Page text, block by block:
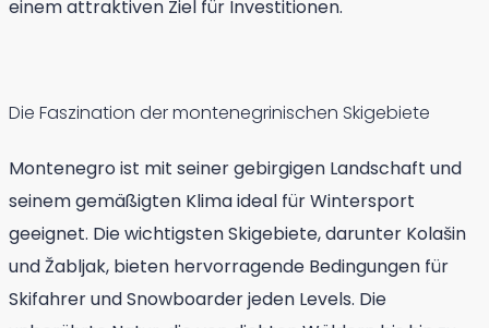
einem attraktiven Ziel für Investitionen.
Die Faszination der montenegrinischen Skigebiete
Montenegro ist mit seiner gebirgigen Landschaft und
seinem gemäßigten Klima ideal für Wintersport
geeignet. Die wichtigsten Skigebiete, darunter Kolašin
und Žabljak, bieten hervorragende Bedingungen für
Skifahrer und Snowboarder jeden Levels. Die